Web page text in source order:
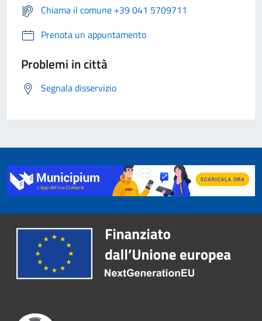
Chiama il comune +39 041 5709711
Prenota un appuntamento
Problemi in città
Segnala disservizio